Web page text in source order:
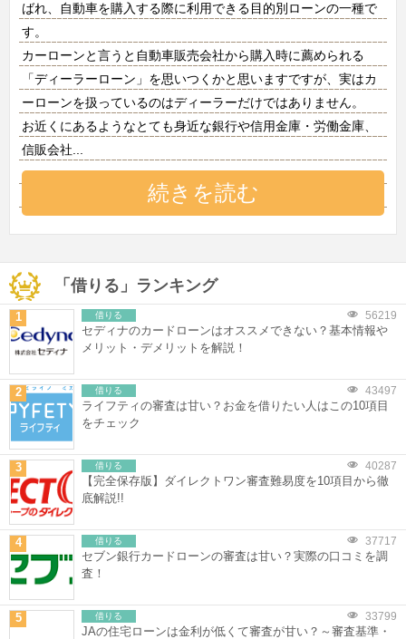
ばれ、自動車を購入する際に利用できる目的別ローンの一種で
す。
カーローンと言うと自動車販売会社から購入時に薦められる
「ディーラーローン」を思いつくかと思いますですが、実はカ
ーローンを扱っているのはディーラーだけではありません。
お近くにあるようなとても身近な銀行や信用金庫・労働金庫、
信販会社
続きを読む
「借りる」ランキング
1 借りる 56219
セディナのカードローンはオススメできない？基本情報や
メリット・デメリットを解説！
2 借りる 43497
ライフティの審査は甘い？お金を借りたい人はこの10項目
をチェック
3 借りる 40287
【完全保存版】ダイレクトワン審査難易度を10項目から徹
底解説!!
4 借りる 37717
セブン銀行カードローンの審査は甘い？実際の口コミを調
査！
5 借りる 33799
JAの住宅ローンは金利が低くて審査が甘い？～審査基準・